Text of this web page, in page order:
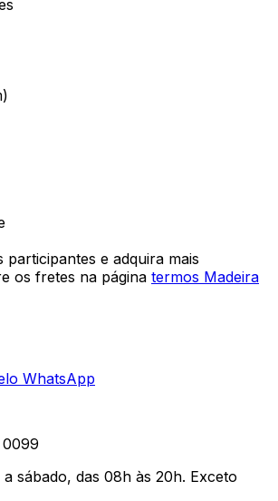
e adquira mais
os fretes na página termos Madeira
WhatsApp
a sábado, das 08h às 20h. Exceto